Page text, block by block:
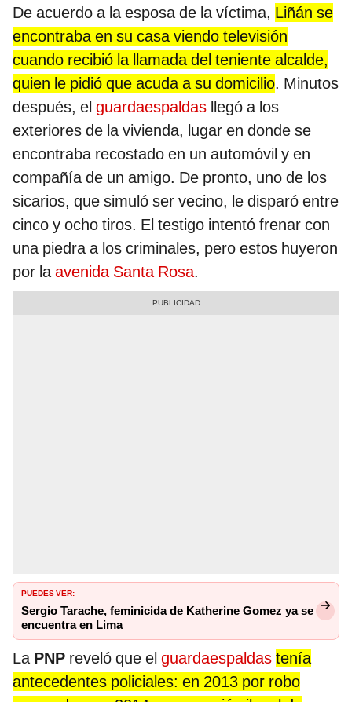
De acuerdo a la esposa de la víctima, Liñán se
encontraba en su casa viendo televisión
cuando recibió la llamada del teniente alcalde,
quien le pidió que acuda a su domicilio. Minutos
después, el guardaespaldas llegó a los
exteriores de la vivienda, lugar en donde se
encontraba recostado en un automóvil y en
compañía de un amigo. De pronto, uno de los
sicarios, que simuló ser vecino, le disparó entre
cinco y ocho tiros. El testigo intentó frenar con
una piedra a los criminales, pero estos huyeron
por laavenida Santa Rosa.
PUEDES VER:
Sergio Tarache, feminicida de Katherine Gomez ya se
encuentra en Lima
La PNP reveló que el guardaespaldas tenía
antecedentes policiales: en 2013 por robo